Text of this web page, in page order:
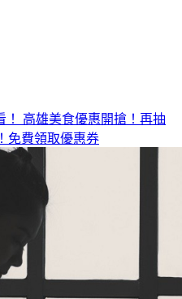
！ 高雄美食優惠開搶！再抽
免費領取優惠券